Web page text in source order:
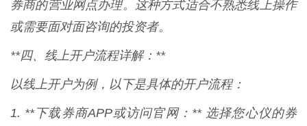
券商的营业网点办理。这种方式适合不熟悉线上操作
或需要面对面咨询的投资者。
**四、线上开户流程详解：**
以线上开户为例，以下是具体的开户流程：
1. **下载券商APP或访问官网：** 选择您心仪的券